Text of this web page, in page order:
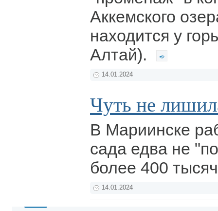
Аккемского
находится у
Алтай).
14.01.2024
Чуть не
В Мариинске
сада едва не
более 400
14.01.2024